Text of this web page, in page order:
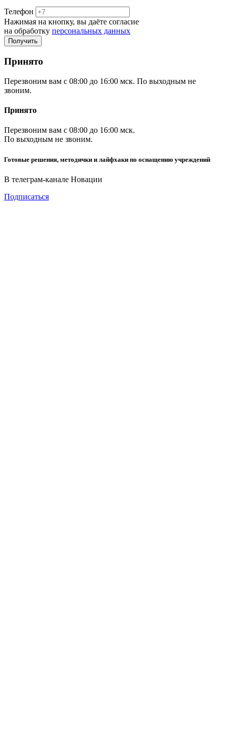
Телефон
Нажимая на кнопку, вы даёте согласие
на обработку персональных данных
Принято
Перезвоним вам с 08:00 до 16:00 мск. По выходным не
звоним.
Принято
Перезвоним вам с 08:00 до 16:00 мск.
По выходным не звоним.
Готовые решения, методички и лайфхаки по оснащению учреждений
В телеграм-канале Новации
Подписаться